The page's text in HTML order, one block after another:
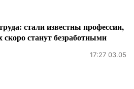
стали известны профессии,
станут безработными
17:27 03.05